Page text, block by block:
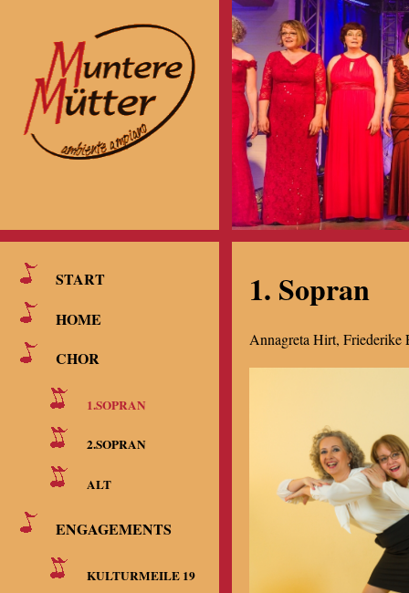
START
HOME
CHOR
1.SOPRAN
2.SOPRAN
ALT
ENGAGEMENTS
KULTURMEILE 19
1. Sopran
Annagreta Hirt, Friederike